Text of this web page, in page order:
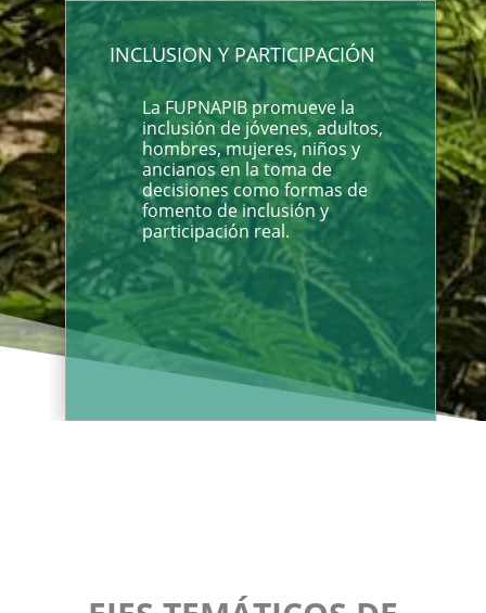
INCLUSION Y PARTICIPACIÓN
La FUPNAPIB promueve la
inclusión de jóvenes, adultos,
hombres, mujeres, niños y
ancianos en la toma de
decisiones como formas de
fomento de inclusión y
participación real.